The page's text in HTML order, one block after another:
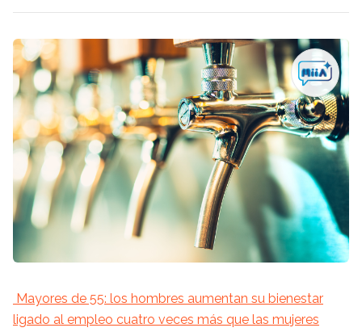
Mayores de 55: los hombres aumentan su bienestar
ligado al empleo cuatro veces más que las mujeres